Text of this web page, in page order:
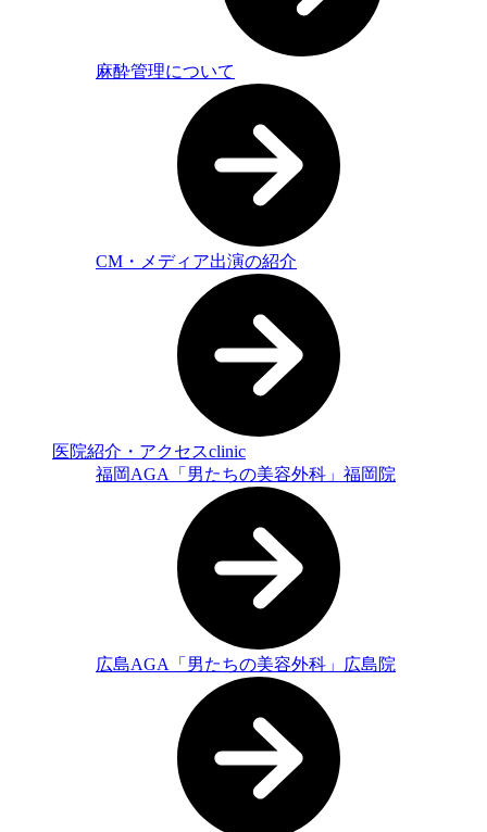
麻酔管理について
CM・メディア出演の紹介
医院紹介・アクセスclinic
福岡AGA「男たちの美容外科」福岡院
広島AGA「男たちの美容外科」広島院